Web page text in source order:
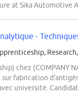
at Sika Automotive
-
chez (COMPANY
fabrication
université.